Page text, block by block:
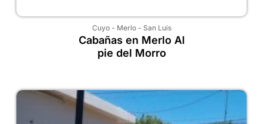
Cuyo- Merlo- San Luis
Cabañas en Merlo Al
pie del Morro